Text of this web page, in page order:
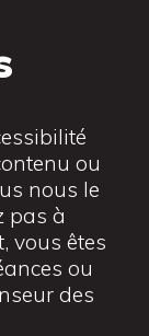
ou
nous le
pas à
vous êtes
ou
des